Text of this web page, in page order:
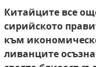
Китайците все
сирийското
към
ливанците